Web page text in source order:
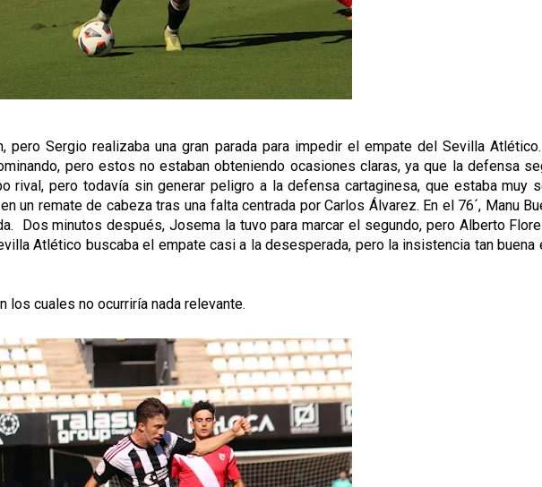
pero Sergio realizaba una gran parada para impedir el empate del Sevilla
pero estos no estaban obteniendo ocasiones claras, ya que la defensa
pero todavía sin generar peligro a la defensa cartaginesa, que estaba muy
un remate de cabeza tras una falta centrada por Carlos Álvarez. En el 76´, Manu
Dos minutos después, Josema la tuvo para marcar el segundo, pero Alberto
Atlético buscaba el empate casi a la desesperada, pero la insistencia tan
los cuales no ocurriría nada relevante.